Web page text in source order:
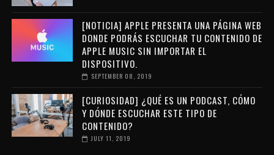
[NOTICIA] APPLE PRESENTA UNA PÁGINA WEB
DONDE PODRÁS ESCUCHAR TU CONTENIDO DE
APPLE MUSIC SIN IMPORTAR EL
DISPOSITIVO.
SEPTEMBER 08, 2019
[CURIOSIDAD] ¿QUÉ ES UN PODCAST, CÓMO
Y DÓNDE ESCUCHAR ESTE TIPO DE
CONTENIDO?
JULY 11, 2019